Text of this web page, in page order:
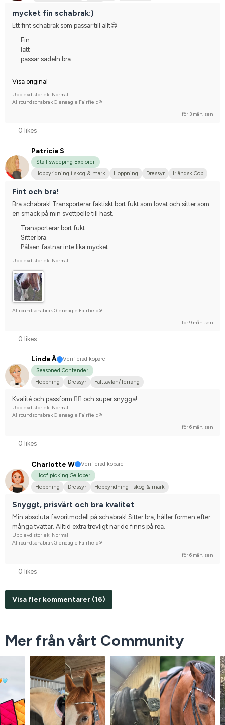
mycket fin schabrak:)
Ett fint schabrak som passar till allt😍
Fin
lätt
passar sadeln bra
Visa original
Upplevd storlek: Normal
Allroundschabrak Gleneagle Fairfield®
för 3 mån. sen
0 likes
Patricia S
Stall sweeping Explorer
Hobbyridning i skog & mark
Hoppning Dressyr
Irländsk Cob
Fint och bra!
Bra schabrak! Transporterar faktiskt bort fukt som lovat och sitter som
en smäck på min svettpelle till häst.
Transporterar bort fukt.
Sitter bra.
Pälsen fastnar inte lika mycket.
Upplevd storlek: Normal
Allroundschabrak Gleneagle Fairfield®
för 9 mån. sen
0 likes
Linda Å
Verifierad köpare
Seasoned Contender
Hoppning
Dressyr
Fälttävlan/Terräng
Tävlingsrider på hobbynivå
Kvalité och passform 👌🏼 och super snygga!
Upplevd storlek: Normal
Allroundschabrak Gleneagle Fairfield®
för 6 mån. sen
0 likes
Charlotte W
Verifierad köpare
Hoof picking Galloper
Hoppning
Dressyr
Hobbyridning i skog & mark
Snyggt, prisvärt och bra kvalitet
Min absoluta favoritmodell på schabrak! Sitter bra, håller formen efter
många tvättar. Alltid extra trevligt när de finns på rea.
Upplevd storlek: Normal
Allroundschabrak Gleneagle Fairfield®
för 6 mån. sen
0 likes
Visa fler kommentarer (16)
Mer från vårt Community